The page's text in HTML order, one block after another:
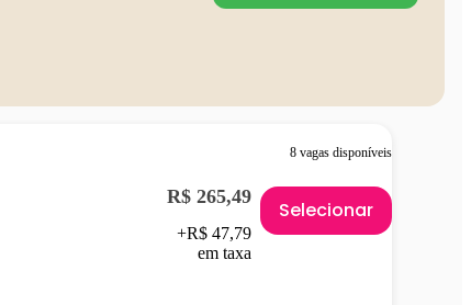
8 vagas disponíveis
R$ 265,49
+R$ 47,79
em taxa
Selecionar